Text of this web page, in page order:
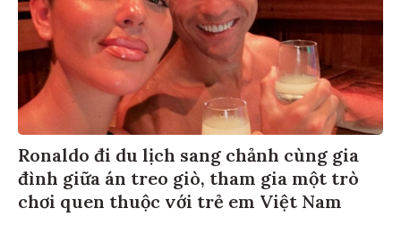
Ronaldo đi du lịch sang chảnh cùng gia
đình giữa án treo giò, tham gia một trò
chơi quen thuộc với trẻ em Việt Nam